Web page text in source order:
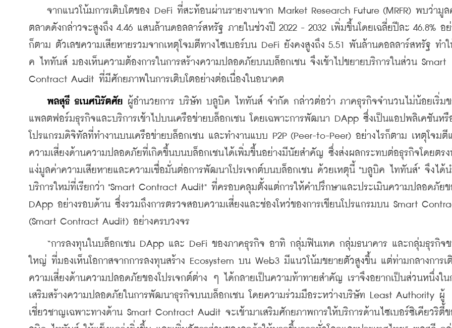
จากแนวโน้มการเติบโตของ DeFi ที่สะท้อนผ่านรายงานจาก Market Research Future (MRFR) พบว่ามูล
ตลาดดังกล่าวจะสูงถึง 4.46 แสนล้านดอลลาร์สหรัฐ ภายในช่วงปี 2022 - 2032 เพิ่มขึ้นโดยเฉลี่ยปีละ 46.8% อย่
ก็ตาม ตัวเลขความเสียหายรวมจากเหตุโจมตีทางไซเบอร์บน DeFi ยังคงสูงถึง 5.51 พันล้านดอลลาร์สหรัฐ ทำ
ค ไททันส์ มองเห็นความต้องการในการสร้างความปลอดภัยบนบล็อกเชน จึงเข้าไปขยายบริการในส่วน Smart
Contract Audit ที่มีศักยภาพในการเติบโตอย่างต่อเนื่องในอนาคต
พลสุธี ธเนศนิรัตศัย ผู้อำนวยการ บริษัท บลูบิค ไททันส์ จำกัด กล่าวต่อว่า ภาคธุรกิจจำนวนไม่น้อยเริ่มข
แพลตฟอร์มธุรกิจและบริการเข้าไปบนเครือข่ายบล็อกเชน โดยเฉพาะการพัฒนา DApp ซึ่งเป็นแอปพลิเคชันหรื
โปรแกรมดิจิทัลที่ทำงานบนเครือข่ายบล็อกเชน และทำงานแบบ P2P (Peer-to-Peer) อย่างไรก็ตาม เหตุโจมตี
ความเสี่ยงด้านความปลอดภัยที่เกิดขึ้นบนบล็อกเชนได้เพิ่มขึ้นอย่างมีนัยสำคัญ ซึ่งส่งผลกระทบต่อธุรกิจโดยตรง
แง่มูลค่าความเสียหายและความเชื่อมั่นต่อการพัฒนาโปรเจกต์บนบล็อกเชน ด้วยเหตุนี้ "บลูบิค ไททันส์" จึงได้น
บริการใหม่ที่เรียกว่า "Smart Contract Audit" ที่ครอบคลุมตั้งแต่การให้คำปรึกษาและประเมินความปลอดภัยข
DApp อย่างรอบด้าน ซึ่งรวมถึงการตรวจสอบความเสี่ยงและช่องโหว่ของการเขียนโปรแกรมบน Smart
(Smart Contract Audit) อย่างครบวงจร
“การลงทุนในบล็อกเชน DApp และ DeFi ของภาคธุรกิจ อาทิ กลุ่มฟินเทค กลุ่มธนาคาร และกลุ่มธุรกิจ
ใหญ่ ที่มองเห็นโอกาสจากการลงทุนสร้าง Ecosystem บน Web3 มีแนวโน้มขยายตัวสูงขึ้น แต่ท่ามกลางการเ
ความเสี่ยงด้านความปลอดภัยของโปรเจกต์ต่าง ๆ ได้กลายเป็นความท้าทายสำคัญ เราจึงอยากเป็นส่วนหนึ่งใน
เสริมสร้างความปลอดภัยในการพัฒนาธุรกิจบนบล็อกเชน โดยความร่วมมือระหว่างบริษัท Least Authority ผู้
เชี่ยวชาญเฉพาะทางด้าน Smart Contract Audit จะเข้ามาเสริมศักยภาพการให้บริการด้านไซเบอร์ซิเคียวริตี้